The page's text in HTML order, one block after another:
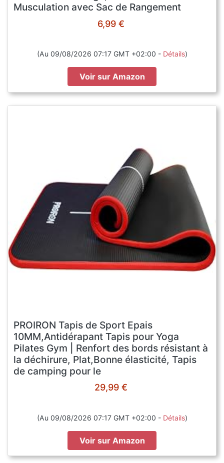
Musculation avec Sac de Rangement
6,99 €
(Au 09/08/2026 07:17 GMT +02:00 - Détails)
Voir sur Amazon
PROIRON Tapis de Sport Epais
10MM,Antidérapant Tapis pour Yoga
Pilates Gym | Renfort des bords résistant à
la déchirure, Plat,Bonne élasticité, Tapis
de camping pour le
voyage,NBR,1860x660x10mm
29,99 €
(Au 09/08/2026 07:17 GMT +02:00 - Détails)
Voir sur Amazon